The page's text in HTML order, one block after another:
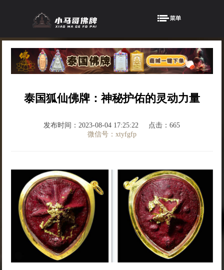
泰国狐仙佛牌：神秘护佑的灵动力量
发布时间：2023-08-04 17:25:22
点击：665
微信号：xtyfgfp